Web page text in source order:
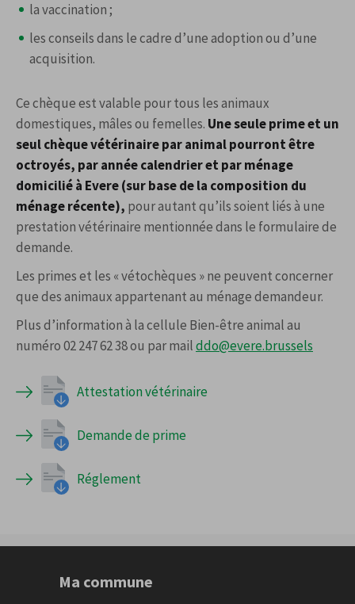
la vaccination ;
les conseils dans le cadre d’une adoption ou d’une
acquisition.
Ce chèque est valable pour tous les animaux
domestiques, mâles ou femelles. Une seule prime et un
seul chèque vétérinaire par animal pourront être
octroyés, par année calendrier et par ménage
domicilié à Evere (sur base de la composition du
ménage récente), pour autant qu’ils soient liés à une
prestation vétérinaire mentionnée dans le formulaire de
demande.
Les primes et les « vétochèques » ne peuvent concerner
que des animaux appartenant au ménage demandeur.
Plus d’information à la cellule Bien-être animal au
numéro 02 247 62 38ou par mailddo@evere.brussels
Attestation vétérinaire
Demande de prime
Réglement
Ma commune